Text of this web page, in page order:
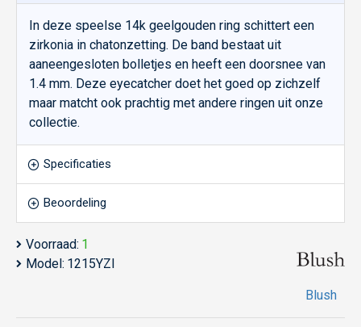
In deze speelse 14k geelgouden ring schittert een
zirkonia in chatonzetting. De band bestaat uit
aaneengesloten bolletjes en heeft een doorsnee van
1.4 mm. Deze eyecatcher doet het goed op zichzelf
maar matcht ook prachtig met andere ringen uit onze
collectie.
Specificaties
Beoordeling
Voorraad: 1
Model: 1215YZI
Blush